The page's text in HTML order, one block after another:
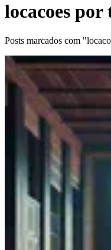
locacoes
Posts marcados com